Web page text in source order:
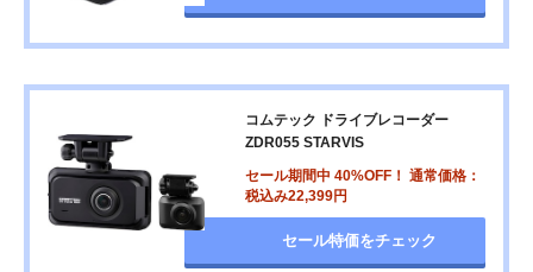
コムテック ドライブレコーダー
ZDR055 STARVIS
セール期間中 40%OFF！ 通常価格：
税込み22,399円
セール特価をチェック